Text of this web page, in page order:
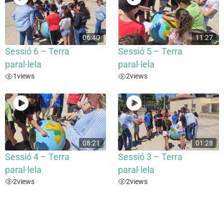
06:40
Sessió 6 – Terra
paral·lela
1views
11:27
Sessió 5 – Terra
paral·lela
2views
08:21
Sessió 4 – Terra
paral·lela
2views
01:28
Sessió 3 – Terra
paral·lela
2views